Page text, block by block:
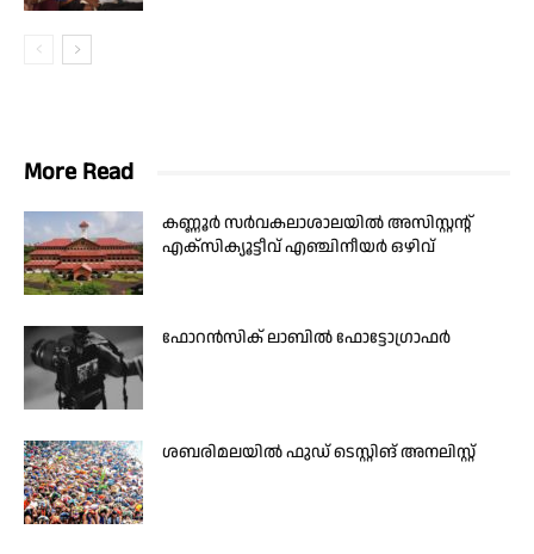
More Read
കണ്ണൂർ സർവകലാശാലയിൽ അസിസ്റ്റന്റ്
എക്സിക്യൂട്ടീവ് എഞ്ചിനീയർ ഒഴിവ്
ഫോറൻസിക് ലാബിൽ ഫോട്ടോഗ്രാഫർ
ശബരിമലയിൽ ഫുഡ് ടെസ്റ്റിങ് അനലിസ്റ്റ്